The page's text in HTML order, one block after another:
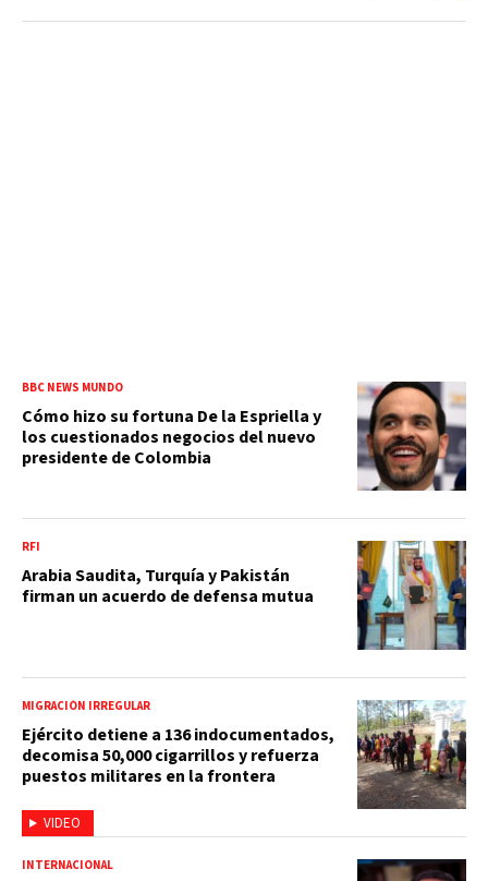
BBC NEWS MUNDO
Cómo hizo su fortuna De la Espriella y
los cuestionados negocios del nuevo
presidente de Colombia
RFI
Arabia Saudita, Turquía y Pakistán
firman un acuerdo de defensa mutua
VIDEO
MIGRACIÓN IRREGULAR
Ejército detiene a 136 indocumentados,
decomisa 50,000 cigarrillos y refuerza
puestos militares en la frontera
INTERNACIONAL